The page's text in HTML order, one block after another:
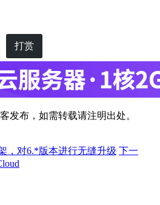
打赏
发布，如需转载请注明出处。
，对6.*版本进行无缝升级 下一